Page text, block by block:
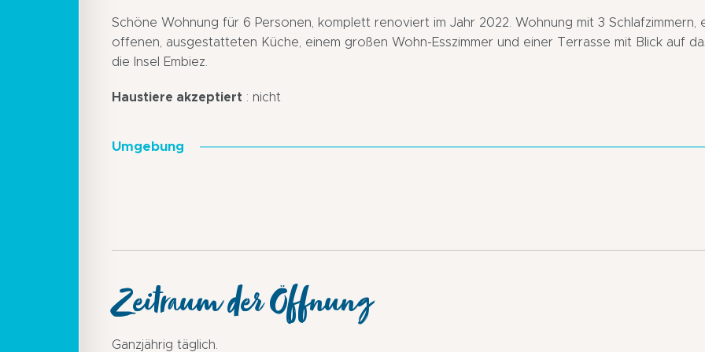
Schöne Wohnung für 6 Personen, komplett renoviert im Jahr 2022. Wohnung mit 3 Schlafzimmern,
offenen, ausgestatteten Küche, einem großen Wohn-Esszimmer und einer Terrasse mit Blick auf
die Insel Embiez.
Haustiere akzeptiert : nicht
Umgebung
Zeitraum der Öffnung
Ganzjährig täglich.